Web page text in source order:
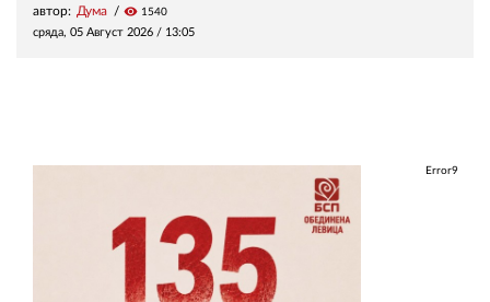
автор: Дума visibility 1540
сряда, 05 Август 2026 / 13:05
Error9